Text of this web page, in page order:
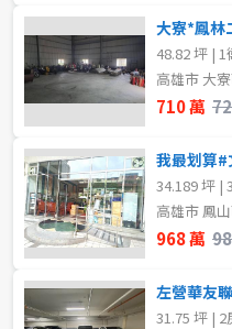
大寮*鳳林
48.82 坪 | 1
高雄市 大
710 萬
我最划算#
34.189 坪 |
高雄市 鳳
968 萬
31.75 坪 | 2